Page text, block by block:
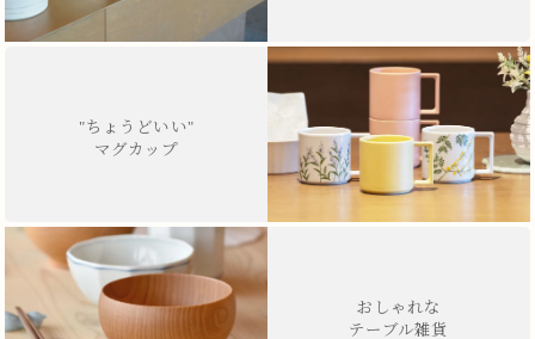
"ちょうどいい"
マグカップ
おしゃれな
テーブル雑貨